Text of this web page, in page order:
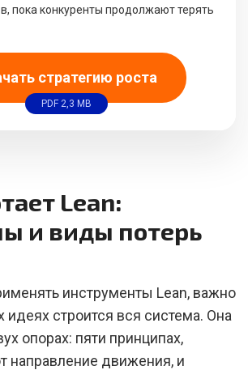
пока конкуренты продолжают терять
стратегию роста
PDF 2,3 MB
Lean:
и виды потерь
инструменты Lean, важно
идеях строится вся система. Она
опорах: пяти принципах,
направление движения, и